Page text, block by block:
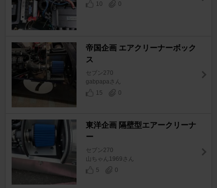
10
0
帝国企画 エアクリーナーボック
ス
セブン270
gabpapaさん
15
0
東洋企画 隔壁型エアークリーナ
ー
セブン270
山ちゃん1969さん
5
0